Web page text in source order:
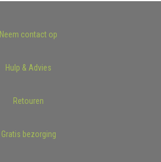
Neem contact op
Hulp & Advies
Retouren
Gratis bezorging